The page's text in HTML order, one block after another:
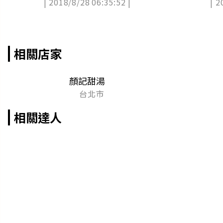
乳冰、百年杏仁露、爆漿烤蛋糕
創杏仁雪花
相關店家
顏記甜湯
台北市
相關達人